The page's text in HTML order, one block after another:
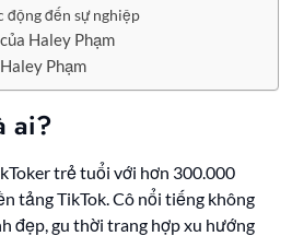
động đến sự nghiệp
Haley Phạm
Phạm
ai?
trẻ tuổi với hơn 300.000
tảng TikTok. Cô nổi tiếng không
đẹp, gu thời trang hợp xu hướng